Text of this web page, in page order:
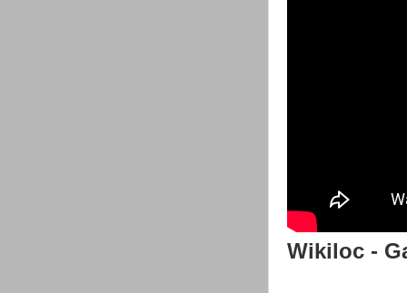
Wikiloc -